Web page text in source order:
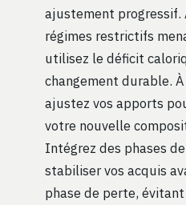
ajustement progressif.
régimes restrictifs
utilisez le déficit
changement durable.
ajustez vos apports
votre nouvelle
Intégrez des phases
stabiliser vos acquis
phase de perte,